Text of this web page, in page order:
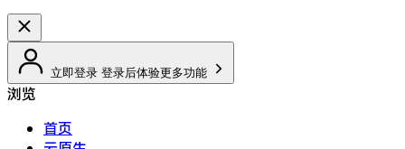
立即登录 登录后体验更多功能
浏览
首页